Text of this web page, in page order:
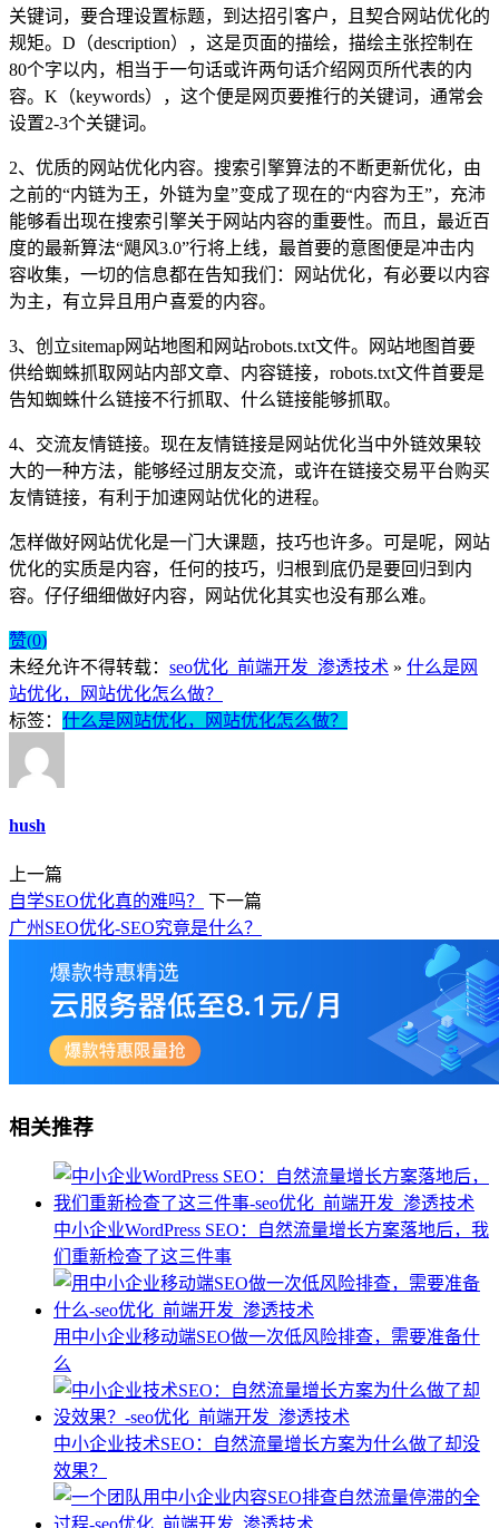
关键词，要合理设置标题，到达招引客户，且契合网站优化的
规矩。D（description），这是页面的描绘，描绘主张控制在
80个字以内，相当于一句话或许两句话介绍网页所代表的内
容。K（keywords），这个便是网页要推行的关键词，通常会
设置2-3个关键词。
2、优质的网站优化内容。搜索引擎算法的不断更新优化，由
之前的“内链为王，外链为皇”变成了现在的“内容为王”，充沛
能够看出现在搜索引擎关于网站内容的重要性。而且，最近百
度的最新算法“飓风3.0”行将上线，最首要的意图便是冲击内
容收集，一切的信息都在告知我们：网站优化，有必要以内容
为主，有立异且用户喜爱的内容。
3、创立sitemap网站地图和网站robots.txt文件。网站地图首要
供给蜘蛛抓取网站内部文章、内容链接，robots.txt文件首要是
告知蜘蛛什么链接不行抓取、什么链接能够抓取。
4、交流友情链接。现在友情链接是网站优化当中外链效果较
大的一种方法，能够经过朋友交流，或许在链接交易平台购买
友情链接，有利于加速网站优化的进程。
怎样做好网站优化是一门大课题，技巧也许多。可是呢，网站
优化的实质是内容，任何的技巧，归根到底仍是要回归到内
容。仔仔细细做好内容，网站优化其实也没有那么难。
赞(0)
未经允许不得转载： seo优化_前端开发_渗透技术 » 什么是网
站优化，网站优化怎么做？
标签： 什么是网站优化，网站优化怎么做？
hush
上一篇
自学SEO优化真的难吗？
下一篇
广州SEO优化-SEO究竟是什么？
相关推荐
中小企业WordPress SEO：自然流量增长方案落地后，我
们重新检查了这三件事
用中小企业移动端SEO做一次低风险排查，需要准备什
么
中小企业技术SEO：自然流量增长方案为什么做了却没
效果？